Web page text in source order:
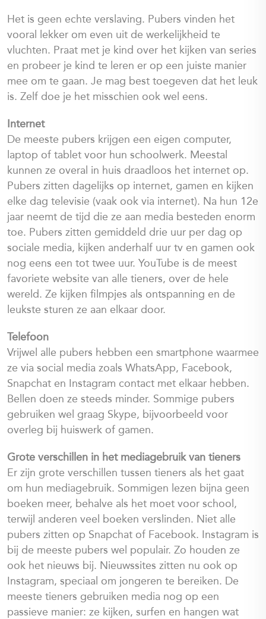
Het is geen echte verslaving. Pubers vinden het
vooral lekker om even uit de werkelijkheid te
vluchten. Praat met je kind over het kijken van series
en probeer je kind te leren er op een juiste manier
mee om te gaan. Je mag best toegeven dat het leuk
is. Zelf doe je het misschien ook wel eens.
Internet
De meeste pubers krijgen een eigen computer,
laptop of tablet voor hun schoolwerk. Meestal
kunnen ze overal in huis draadloos het internet op.
Pubers zitten dagelijks op internet, gamen en kijken
elke dag televisie (vaak ook via internet). Na hun 12e
jaar neemt de tijd die ze aan media besteden enorm
toe. Pubers zitten gemiddeld drie uur per dag op
sociale media, kijken anderhalf uur tv en gamen ook
nog eens een tot twee uur. YouTube is de meest
favoriete website van alle tieners, over de hele
wereld. Ze kijken filmpjes als ontspanning en de
leukste sturen ze aan elkaar door.
Telefoon
Vrijwel alle pubers hebben een smartphone waarmee
ze via social media zoals WhatsApp, Facebook,
Snapchat en Instagram contact met elkaar hebben.
Bellen doen ze steeds minder. Sommige pubers
gebruiken wel graag Skype, bijvoorbeeld voor
overleg bij huiswerk of gamen.
Grote verschillen in het mediagebruik van tieners
Er zijn grote verschillen tussen tieners als het gaat
om hun mediagebruik. Sommigen lezen bijna geen
boeken meer, behalve als het moet voor school,
terwijl anderen veel boeken verslinden. Niet alle
pubers zitten op Snapchat of Facebook. Instagram is
bij de meeste pubers wel populair. Zo houden ze
ook het nieuws bij. Nieuwssites zitten nu ook op
Instagram, speciaal om jongeren te bereiken. De
meeste tieners gebruiken media nog op een
passieve manier: ze kijken, surfen en hangen wat